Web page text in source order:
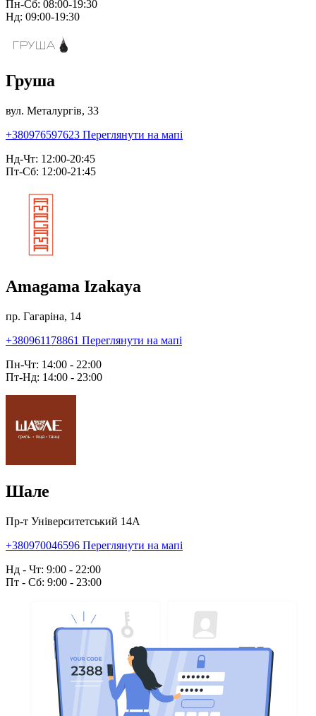
Пн-Сб: 08:00-19:30
Нд: 09:00-19:30
Груша
вул. Металургів, 33
+380976597623 Переглянути на мапі
Нд-Чт: 12:00-20:45
Пт-Сб: 12:00-21:45
Amagama Izakaya
пр. Гагаріна, 14
+380961178861 Переглянути на мапі
Пн-Чт: 14:00 - 22:00
Пт-Нд: 14:00 - 23:00
Шале
Пр-т Університетський 14А
+380970046596 Переглянути на мапі
Нд - Чт: 9:00 - 22:00
Пт - Сб: 9:00 - 23:00